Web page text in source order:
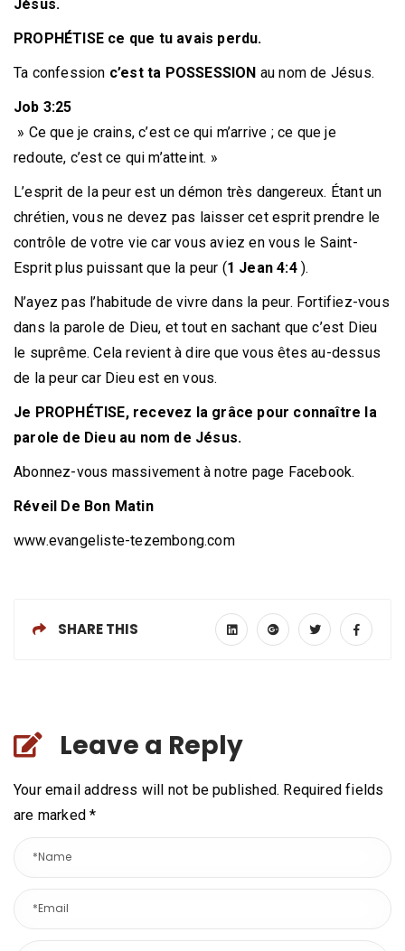
Jésus.
PROPHÉTISE ce que tu avais perdu.
Ta confession c’est ta POSSESSION au nom de Jésus.
Job 3:25
» Ce que je crains, c’est ce qui m’arrive ; ce que je
redoute, c’est ce qui m’atteint. »
L’esprit de la peur est un démon très dangereux. Étant un
chrétien, vous ne devez pas laisser cet esprit prendre le
contrôle de votre vie car vous aviez en vous le Saint-
Esprit plus puissant que la peur (1 Jean 4:4).
N’ayez pas l’habitude de vivre dans la peur. Fortifiez-vous
dans la parole de Dieu, et tout en sachant que c’est Dieu
le suprême. Cela revient à dire que vous êtes au-dessus
de la peur car Dieu est en vous.
Je PROPHÉTISE, recevez la grâce pour connaître la
parole de Dieu au nom de Jésus.
Abonnez-vous massivement à notre page Facebook.
Réveil De Bon Matin
www.evangeliste-tezembong.com
SHARE THIS
Leave a Reply
Your email address will not be published. Required fields
are marked*